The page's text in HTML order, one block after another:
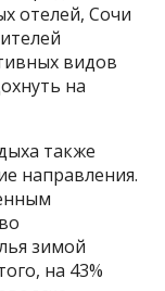
отелей, Сочи
видов
на
также
направления.
зимой
на 43%